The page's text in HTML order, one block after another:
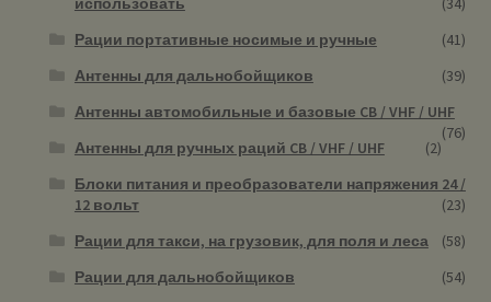
Рации портативные носимые и ручные
(41)
Антенны для дальнобойщиков
(39)
Антенны автомобильные и базовые CB / VHF / UHF
(76)
Антенны для ручных раций CB / VHF / UHF
(2)
Блоки питания и преобразователи напряжения 24 /
12 вольт
(23)
Рации для такси, на грузовик, для поля и леса
(58)
Рации для дальнобойщиков
(54)